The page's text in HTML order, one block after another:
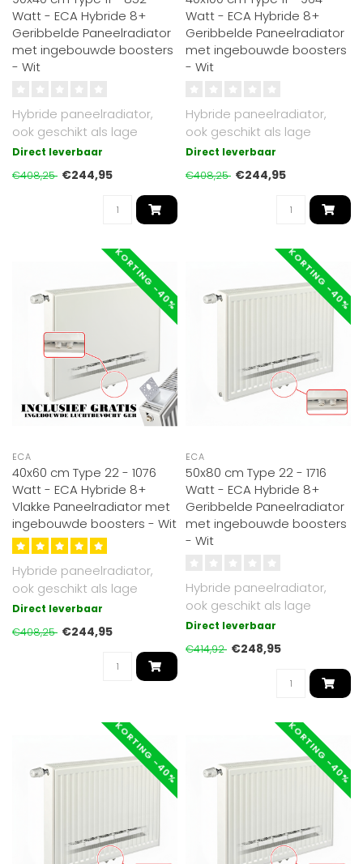
Watt - ECA Hybride 8+
Geribbelde Paneelradiator
met ingebouwde boosters
- Wit
Hybride paneelradiator,
ook geschikt als lage
temperatuur radiator. Tot
Direct leverbaar
€408,25 €244,95
Watt - ECA Hybride 8+
Geribbelde Paneelradiator
met ingebouwde boosters
- Wit
Hybride paneelradiator,
ook geschikt als lage
temperatuur radiator. Tot
Direct leverbaar
€408,25 €244,95
KORTING -40%
ECA
40x60 cm Type 22 - 1076
Watt - ECA Hybride 8+
Vlakke Paneelradiator met
ingebouwde boosters - Wit
Hybride paneelradiator,
ook geschikt als lage
temperatuur radiator. Tot
30% effi..
Direct leverbaar
€408,25 €244,95
KORTING -40%
ECA
50x80 cm Type 22 - 1716
Watt - ECA Hybride 8+
Geribbelde Paneelradiator
met ingebouwde boosters
- Wit
Hybride paneelradiator,
ook geschikt als lage
temperatuur radiator. Tot
30% effi..
Direct leverbaar
€414,92 €248,95
KORTING -40% KORTING -40%